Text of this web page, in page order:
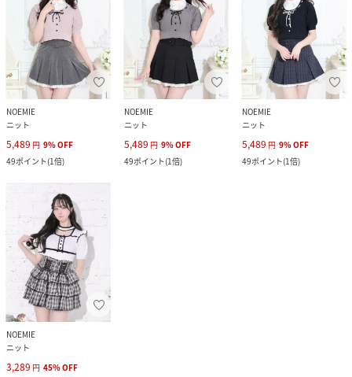
NOEMIE
ニット
5,489 円 9%OFF
49ポイント(1倍)
NOEMIE
ニット
5,489 円 9%OFF
49ポイント(1倍)
NOEMIE
ニット
5,489 円 9%OFF
49ポイント(1倍)
NOEMIE
ニット
3,289 円 45%OFF